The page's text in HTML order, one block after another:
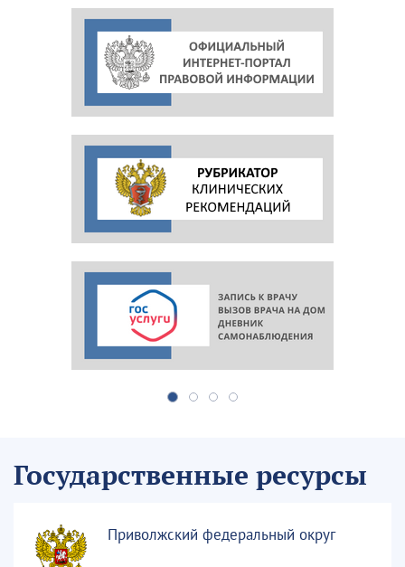
Государственные ресурсы
Приволжский федеральный округ